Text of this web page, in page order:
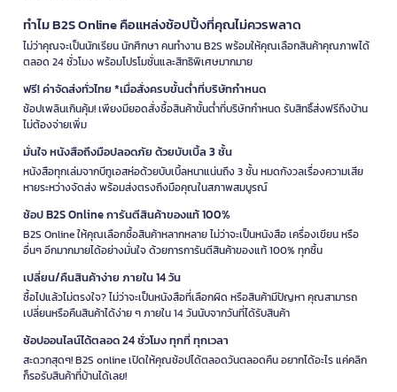
ทำไม B2S Online คือแหล่งช้อปปิ้งที่คุณไม่ควรพลาด
ไม่ว่าคุณจะเป็นนักเรียน นักศึกษา คนทำงาน B2S พร้อมให้คุณเลือกสินค้าคุณภาพได้
ตลอด 24 ชั่วโมง พร้อมโปรโมชั่นและสิทธิพิเศษมากมาย
ฟรี! ค่าจัดส่งทั่วไทย *เมื่อสั่งครบขั้นต่ำที่บริษัทกำหนด
ช้อปเพลินเกินคุ้ม! เพียงมียอดสั่งซื้อสินค้าขั้นต่ำที่บริษัทกำหนด รับสิทธิ์ส่งฟรีถึงบ้าน
ไม่ต้องจ่ายเพิ่ม
มั่นใจ หนังสือถึงมือปลอดภัย ด้วยบับเบิ้ล 3 ชั้น
หนังสือทุกเล่มจากบีทูเอสห่อด้วยบับเบิ้ลหนาแน่นถึง 3 ชั้น หมดกังวลเรื่องความเสีย
หายระหว่างจัดส่ง พร้อมส่งตรงถึงมือคุณในสภาพสมบูรณ์
ช้อป B2S Online การันตีสินค้าของแท้ 100%
B2S Online ให้คุณเลือกซื้อสินค้าหลากหลาย ไม่ว่าจะเป็นหนังสือ เครื่องเขียน หรือ
อื่นๆ อีกมากมายได้อย่างมั่นใจ ด้วยการการันตีสินค้าของแท้ 100% ทุกชิ้น
เปลี่ยน/คืนสินค้าง่าย ภายใน 14 วัน
ซื้อไปแล้วไม่ตรงใจ? ไม่ว่าจะเป็นหนังสือที่เลือกผิด หรือสินค้ามีปัญหา คุณสามารถ
เปลี่ยนหรือคืนสินค้าได้ง่าย ๆ ภายใน 14 วันนับจากวันที่ได้รับสินค้า
ช้อปออนไลน์ได้ตลอด 24 ชั่วโมง ทุกที่ ทุกเวลา
สะดวกสุดๆ! B2S online เปิดให้คุณช้อปได้ตลอดวันตลอดคืน อยากได้อะไร แค่คลิก
ก็รอรับสินค้าที่บ้านได้เลย!